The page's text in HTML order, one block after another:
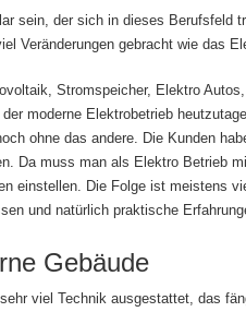
sein, der sich in dieses Berufsfeld
Veränderungen gebracht wie das
Stromspeicher, Elektro
moderne Elektrobetrieb
ohne das andere. Die Kunden
Da muss man als Elektro Betrieb
einstellen. Die Folge ist meistens
und natürlich praktische
Gebäude
viel Technik ausgestattet, das